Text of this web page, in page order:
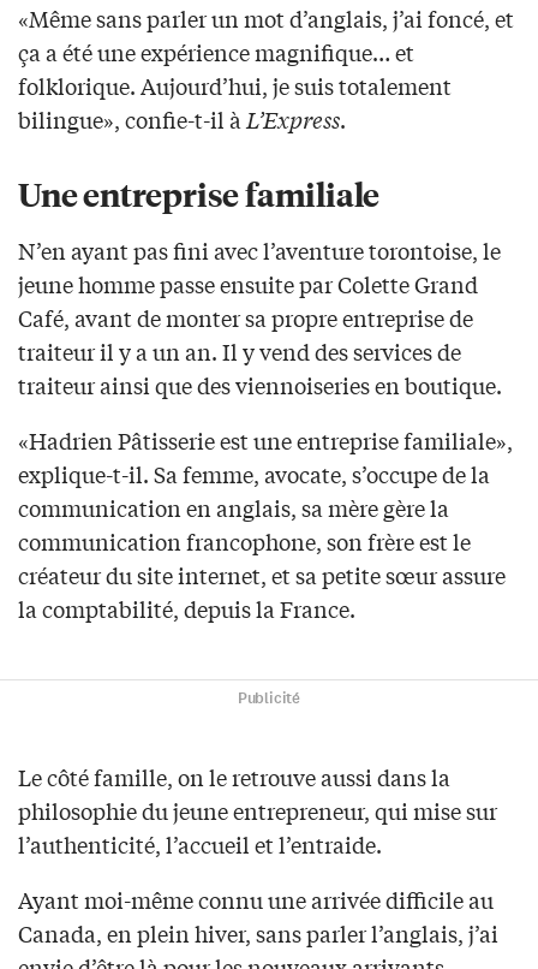
«Même sans parler un mot d’anglais, j’ai foncé, et
ça a été une expérience magnifique… et
folklorique. Aujourd’hui, je suis totalement
bilingue», confie-t-il à L’Express.
Une entreprise familiale
N’en ayant pas fini avec l’aventure torontoise, le
jeune homme passe ensuite par Colette Grand
Café, avant de monter sa propre entreprise de
traiteur il y a un an. Il y vend des services de
traiteur ainsi que des viennoiseries en boutique.
«Hadrien Pâtisserie est une entreprise familiale»,
explique-t-il. Sa femme, avocate, s’occupe de la
communication en anglais, sa mère gère la
communication francophone, son frère est le
créateur du site internet, et sa petite sœur assure
la comptabilité, depuis la France.
Publicité
Le côté famille, on le retrouve aussi dans la
philosophie du jeune entrepreneur, qui mise sur
l’authenticité, l’accueil et l’entraide.
Ayant moi-même connu une arrivée difficile au
Canada, en plein hiver, sans parler l’anglais, j’ai